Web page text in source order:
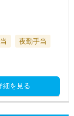
夜勤手当
細を見る